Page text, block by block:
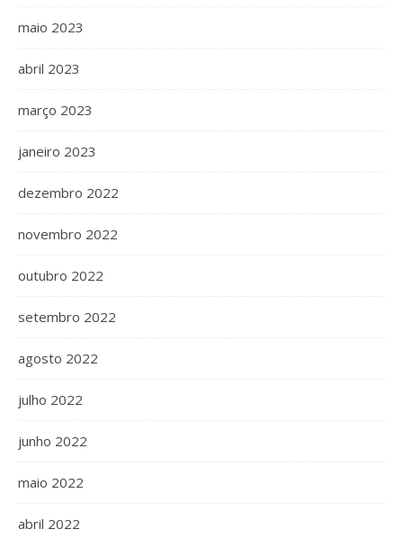
maio 2023
abril 2023
março 2023
janeiro 2023
dezembro 2022
novembro 2022
outubro 2022
setembro 2022
agosto 2022
julho 2022
junho 2022
maio 2022
abril 2022